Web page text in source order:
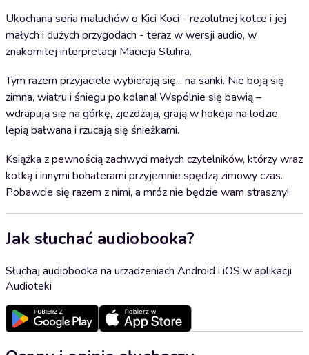
Ukochana seria maluchów o Kici Koci - rezolutnej kotce i jej
małych i dużych przygodach - teraz w wersji audio, w
znakomitej interpretacji Macieja Stuhra.
Tym razem przyjaciele wybierają się... na sanki. Nie boją się
zimna, wiatru i śniegu po kolana! Wspólnie się bawią –
wdrapują się na górkę, zjeżdżają, grają w hokeja na lodzie,
lepią bałwana i rzucają się śnieżkami.
Książka z pewnością zachwyci małych czytelników, którzy wraz
kotką i innymi bohaterami przyjemnie spędzą zimowy czas.
Pobawcie się razem z nimi, a mróz nie będzie wam straszny!
Jak słuchać audiobooka?
Słuchaj audiobooka na urządzeniach Android i iOS w aplikacji
Audioteki